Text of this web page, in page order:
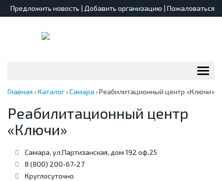
Предложить новость | Добавить организацию | Пожаловаться
Главная ›Каталог ›Самара ›Реабилитационный центр «Ключи»
Реабилитационный центр
«Ключи»
Самара, ул.Партизанская, дом 192 оф.25
8 (800) 200-67-27
Круглосуточно